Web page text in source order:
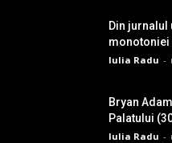
Din jurnalul
monotoniei
Iulia Radu -
Bryan
Palatului
Iulia Radu -